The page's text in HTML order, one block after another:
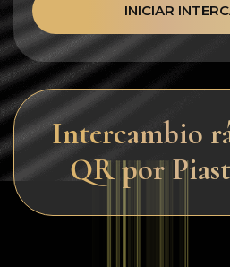
INICIAR
Intercambio
QR por